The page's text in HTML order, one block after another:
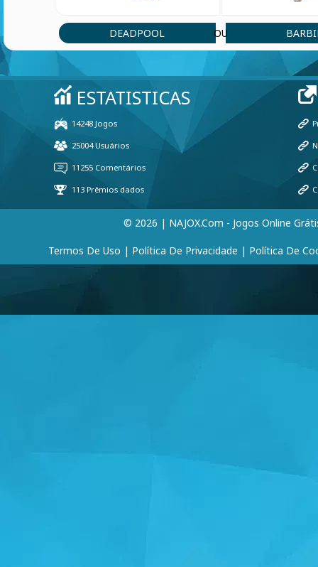
DEADPOOL OU
© 2026 | NAJOX.com - Jogos Online
Termos De Uso | Política De Privacidade | Política De